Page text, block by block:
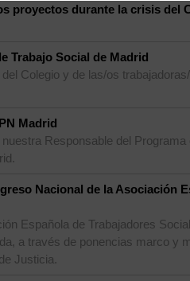
proyectos durante la crisis del
Trabajo Social de Madrid
Colegio y de las/os
Madrid
Responsable del Programa
Nacional de la Asociación
Española de Trabajadores
a través de ponencias marco y
Justicia.